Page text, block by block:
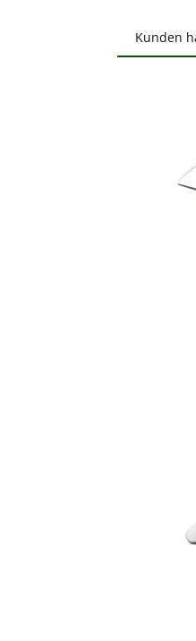
Kunden